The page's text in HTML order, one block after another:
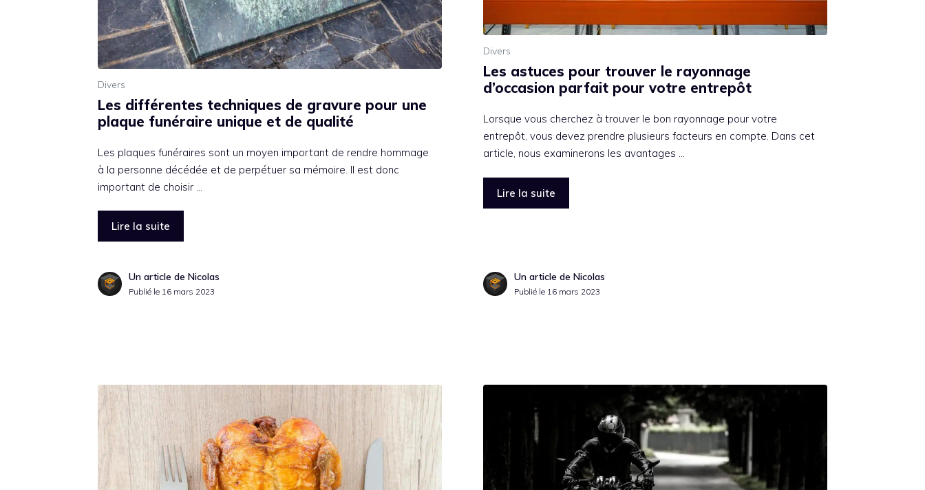
Divers
Les différentes techniques de gravure pour une
plaque funéraire unique et de qualité
Les plaques funéraires sont un moyen important de rendre hommage
à la personne décédée et de perpétuer sa mémoire. Il est donc
important de choisir …
Lire la suite
Un article de Nicolas
Publié le 16 mars 2023
Divers
Les astuces pour trouver le rayonnage
d’occasion parfait pour votre entrepôt
Lorsque vous cherchez à trouver le bon rayonnage pour votre
entrepôt, vous devez prendre plusieurs facteurs en compte. Dans cet
article, nous examinerons les avantages …
Lire la suite
Un article de Nicolas
Publié le 16 mars 2023